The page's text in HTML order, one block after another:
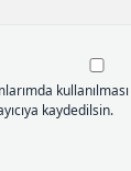
kaydedilsin.